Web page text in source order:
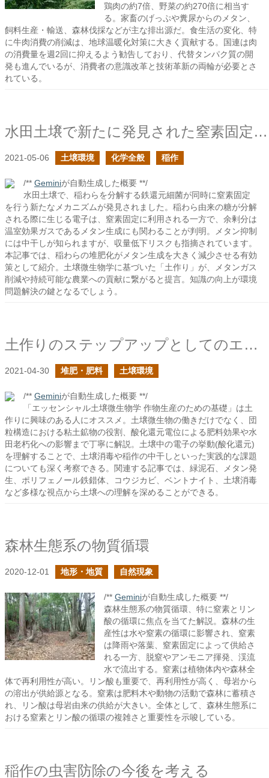
鶏肉の約7倍、野菜の約270倍に相当す
る。家畜のげっぷや糞尿からのメタン、
飼料生産・輸送、森林伐採などが主な排出源だ。食生活の変化、特
に牛肉消費の削減は、地球温暖化対策に大きく貢献する。国連は肉
の消費量を週2回に抑えるよう勧告しており、代替タンパク質の開
発も進んでいるが、消費者の意識改革と技術革新の両輪が必要とさ
れている。
水田土壌で新たに発見された窒素固定を行う細菌について
2021-05-06 土壌環境 化学全般 稲作
/** Geminiが自動生成した概要 **/
水田土壌で、稲わらを分解する鉄還元細菌が同時に窒素固定
を行う新たなメカニズムが発見されました。稲わら由来の糖が分解
される際に生じる電子は、窒素固定に利用される一方で、余剰分は
温室効果ガスであるメタン生成にも関わることが判明。メタン抑制
には中干しが知られますが、収量低下リスクも指摘されています。
本記事では、稲わらの堆肥化がメタン生成を大きく減少させる有効
策として紹介。土壌微生物学に基づいた「土作り」が、メタンガス
削減や持続可能な農業への貢献に繋がると提言。知識の向上が環境
問題解決の鍵となるでしょう。
土作りのステップアップとしてのエッセンシャル土壌微生物学を薦める
2021-04-30 堆肥・肥料 土壌環境
/** Geminiが自動生成した概要 **/
「エッセンシャル土壌微生物学 作物生産のための基礎」は土
作りに興味のある人にオススメ。土壌微生物の働きだけでなく、団
粒構造における粘土鉱物の役割、酸化還元電位による肥料効果や水
田老朽化への影響まで丁寧に解説。土壌中の電子の挙動(酸化還元)
を理解することで、土壌消毒や稲作の中干しといった実践的な課題
についても深く考察できる。関連する記事では、緑泥石、メタン発
生、ポリフェノール鉄錯体、コウジカビ、ベントナイト、土壌消毒
など多様な視点から土壌への理解を深めることができる。
森林生態系の物質循環
2020-12-01 地形・地質 自然現象
/** Geminiが自動生成した概要 **/
森林生態系の物質循環、特に窒素とリン
酸の循環に焦点を当てた解説。森林の生
産性は水や窒素の循環に影響され、窒素
は降雨や落葉、窒素固定によって供給さ
れる一方、脱窒やアンモニア揮発、渓流
水で流出する。窒素は植物体内や森林全
体で再利用性が高い。リン酸も重要で、再利用性が高く、母岩から
の溶出が供給源となる。窒素は肥料木や動物の活動で森林に蓄積さ
れ、リン酸は母岩由来の供給が大きい。全体として、森林生態系に
おける窒素とリン酸の循環の複雑さと重要性を示唆している。
稲作の虫害防除の今後を考える